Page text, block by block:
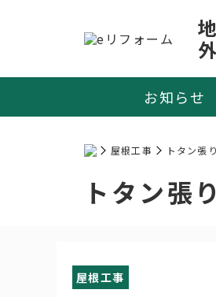
お知らせ
屋根工事 トタン張
トタン張
屋根工事